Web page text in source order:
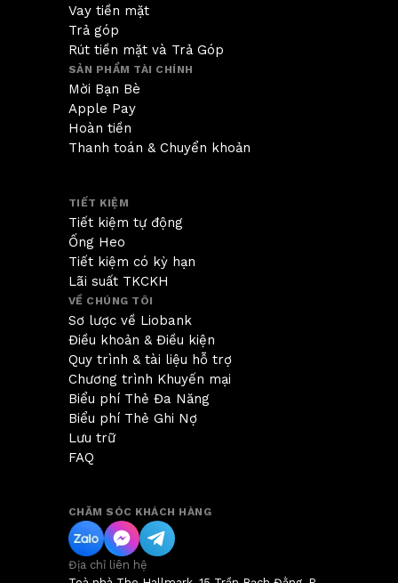
Vay tiền mặt
Trả góp
Rút tiền mặt và Trả Góp
SẢN PHẨM TÀI CHÍNH
Mời Bạn Bè
Apple Pay
Hoàn tiền
Thanh toán & Chuyển khoản
TIẾT KIỆM
Tiết kiệm tự động
Ống Heo
Tiết kiệm có kỳ hạn
Lãi suất TKCKH
VỀ CHÚNG TÔI
Sơ lược về Liobank
Điều khoản & Điều kiện
Quy trình & tài liệu hỗ trợ
Chương trình Khuyến mại
Biểu phí Thẻ Đa Năng
Biểu phí Thẻ Ghi Nợ
Lưu trữ
FAQ
CHĂM SÓC KHÁCH HÀNG
Địa chỉ liên hệ